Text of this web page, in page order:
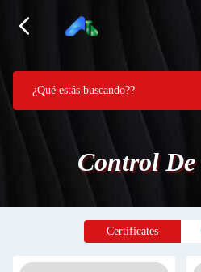
Control
Certificates